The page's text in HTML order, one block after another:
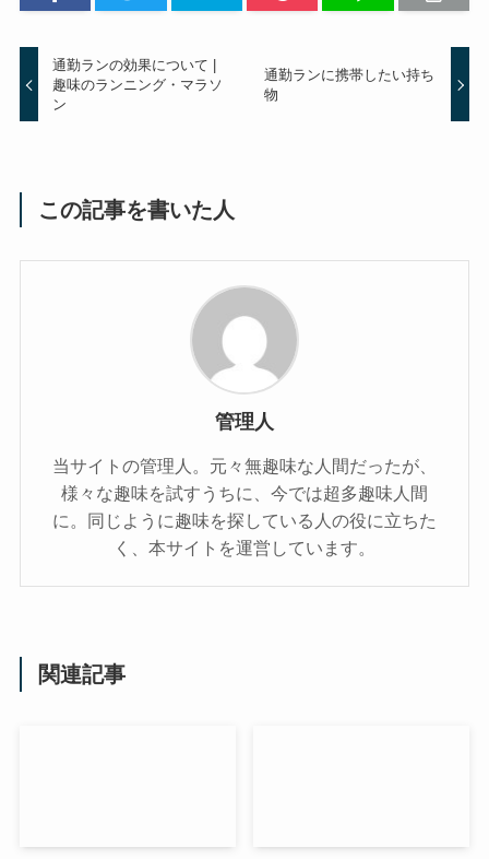
通勤ランの効果について |
趣味のランニング・マラソ
ン
通勤ランに携帯したい持ち
物
この記事を書いた人
管理人
当サイトの管理人。元々無趣味な人間だったが、
様々な趣味を試すうちに、今では超多趣味人間
に。同じように趣味を探している人の役に立ちた
く、本サイトを運営しています。
関連記事